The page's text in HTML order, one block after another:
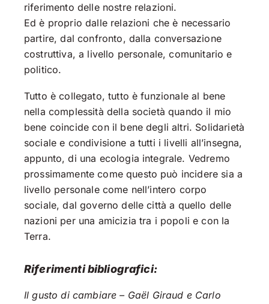
riferimento delle nostre relazioni.
Ed è proprio dalle relazioni che è necessario
partire, dal confronto, dalla conversazione
costruttiva, a livello personale, comunitario e
politico.
Tutto è collegato, tutto è funzionale al bene
nella complessità della società quando il mio
bene coincide con il bene degli altri. Solidarietà
sociale e condivisione a tutti i livelli all’insegna,
appunto, di una ecologia integrale. Vedremo
prossimamente come questo può incidere sia a
livello personale come nell’intero corpo
sociale, dal governo delle città a quello delle
nazioni per una amicizia tra i popoli e con la
Terra.
Riferimenti bibliografici:
Il gusto di cambiare – Gaël Giraud e Carlo